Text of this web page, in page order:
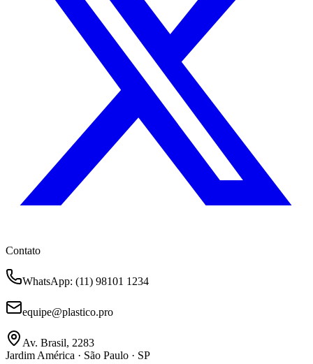
Contato
WhatsApp: (11) 98101 1234
equipe@plastico.pro
Av. Brasil, 2283
Jardim América · São Paulo · SP